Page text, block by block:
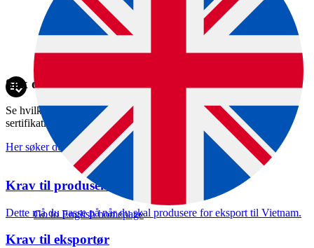
Go to English homepage
Søk om helsesertifikat
Se hvilket sertifikat du trenger, hva sertifikatet koster, og når
sertifikatkontoret holder åpent.
Her søker du om helsesertifikat
Krav til produsent
Dette må du passe på når du skal produsere for eksport til Vietnam.
Krav til eksportør